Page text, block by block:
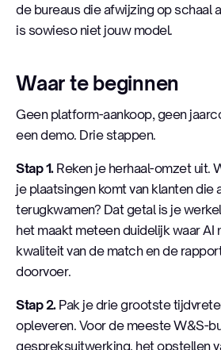
de bureaus die afwijzing op schaal
is sowieso niet jouw model.
Waar te beginnen
Geen platform-aankoop, geen
een demo. Drie stappen.
Stap 1.Reken je herhaal-omzet uit.
je plaatsingen komt van klanten die
terugkwamen? Dat getal is je
het maakt meteen duidelijk waar AI
kwaliteit van de match en de
doorvoer.
Stap 2.Pak je drie grootste
opleveren. Voor de meeste W&S-
gespreksuitwerking, het opstellen